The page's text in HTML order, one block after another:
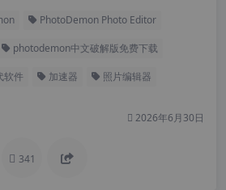
PhotoDemon Photo Editor
photodemon中文破解版免费下载
软件 加速器 照片编辑器
2026年6月30日
341